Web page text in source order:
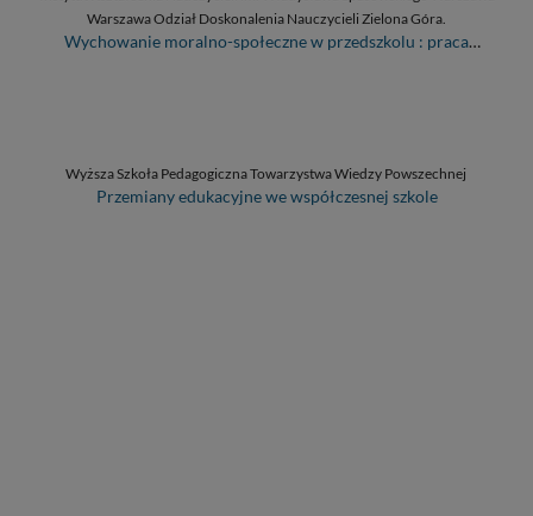
Warszawa Odział Doskonalenia Nauczycieli Zielona Góra.
Wychowanie moralno-społeczne w przedszkolu : praca
Wyższa Szkoła Pedagogiczna Towarzystwa Wiedzy Powszechnej
Przemiany edukacyjne we współczesnej szkole